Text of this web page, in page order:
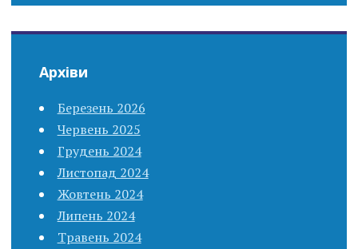
Архіви
Березень 2026
Червень 2025
Грудень 2024
Листопад 2024
Жовтень 2024
Липень 2024
Травень 2024